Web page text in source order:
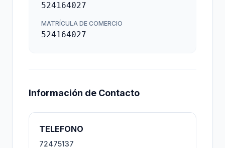
524164027
MATRÍCULA DE COMERCIO
524164027
Información de Contacto
TELEFONO
72475137